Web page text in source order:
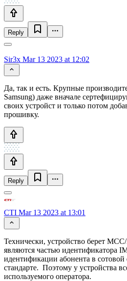
Reply
Sir3x Mar 13 2023 at 12:02
Да, так и есть. Крупные
Samsung) даже вначале
своих устройст и только потом
прошивку.
Reply
CTI Mar 13 2023 at 13:01
Технически, устройство берет
являются частью идентификатора
идентификации абонента в
стандарте. Поэтому у устройства
используемого оператора.